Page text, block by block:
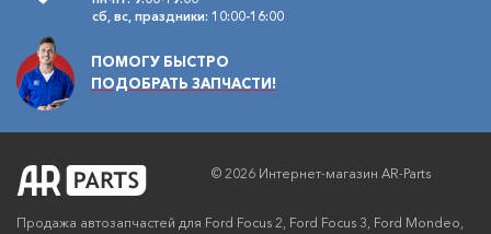
сб, вс, праздники: 10:00-16:00
ПОМОГУ БЫСТРО
ПОДОБРАТЬ ЗАПЧАСТИ!
© 2026 Интернет-магазин AR-Parts
Продажа автозапчастей для Ford Focus 2, Ford Focus 3, Ford Mondeo,